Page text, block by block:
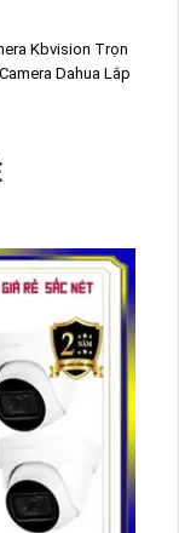
Kbvision Trọn
Dahua Lắp